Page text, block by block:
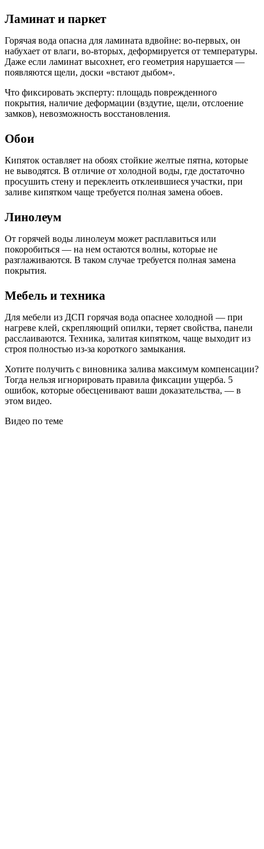
Ламинат и паркет
Горячая вода опасна для ламината вдвойне: во-первых, он
набухает от влаги, во-вторых, деформируется от температуры.
Даже если ламинат высохнет, его геометрия нарушается —
появляются щели, доски «встают дыбом».
Что фиксировать эксперту: площадь поврежденного
покрытия, наличие деформации (вздутие, щели, отслоение
замков), невозможность восстановления.
Обои
Кипяток оставляет на обоях стойкие желтые пятна, которые
не выводятся. В отличие от холодной воды, где достаточно
просушить стену и переклеить отклеившиеся участки, при
заливе кипятком чаще требуется полная замена обоев.
Линолеум
От горячей воды линолеум может расплавиться или
покоробиться — на нем остаются волны, которые не
разглаживаются. В таком случае требуется полная замена
покрытия.
Мебель и техника
Для мебели из ДСП горячая вода опаснее холодной — при
нагреве клей, скрепляющий опилки, теряет свойства, панели
расслаиваются. Техника, залитая кипятком, чаще выходит из
строя полностью из-за короткого замыкания.
Хотите получить с виновника залива максимум компенсации?
Тогда нельзя игнорировать правила фиксации ущерба. 5
ошибок, которые обесценивают ваши доказательства, — в
этом видео.
Видео по теме